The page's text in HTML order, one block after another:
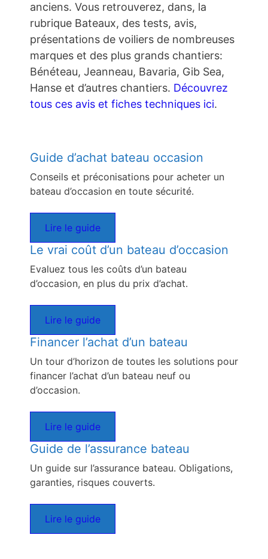
anciens. Vous retrouverez, dans, la
rubrique Bateaux, des tests, avis,
présentations de voiliers de nombreuses
marques et des plus grands chantiers:
Bénéteau, Jeanneau, Bavaria, Gib Sea,
Hanse et d’autres chantiers. Découvrez
tous ces avis et fiches techniques ici.
Guide d’achat bateau occasion
Conseils et préconisations pour acheter un
bateau d’occasion en toute sécurité.
Lire le guide
Le vrai coût d’un bateau d’occasion
Evaluez tous les coûts d’un bateau
d’occasion, en plus du prix d’achat.
Lire le guide
Financer l’achat d’un bateau
Un tour d’horizon de toutes les solutions pour
financer l’achat d’un bateau neuf ou
d’occasion.
Lire le guide
Guide de l’assurance bateau
Un guide sur l’assurance bateau. Obligations,
garanties, risques couverts.
Lire le guide